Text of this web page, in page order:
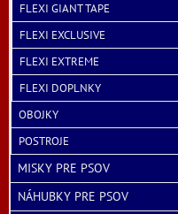
FLEXI GIANT TAPE
FLEXI EXCLUSIVE
FLEXI EXTREME
FLEXI DOPLNKY
OBOJKY
POSTROJE
MISKY PRE PSOV
NÁHUBKY PRE PSOV